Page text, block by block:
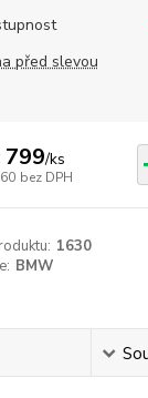
před slevou
799/ks
bez DPH
1630
BMW